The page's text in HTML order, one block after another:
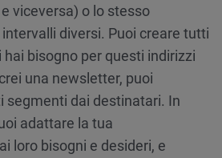
viceversa) o lo stesso
diversi. Puoi creare tutti
hai bisogno per questi indirizzi
una newsletter, puoi
segmenti dai destinatari. In
adattare la tua
loro bisogni e desideri, e